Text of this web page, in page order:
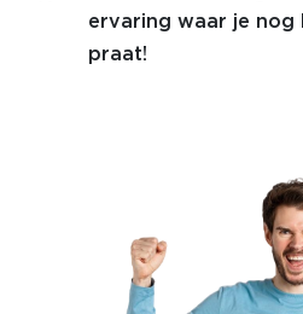
ervaring waar je nog
praat!